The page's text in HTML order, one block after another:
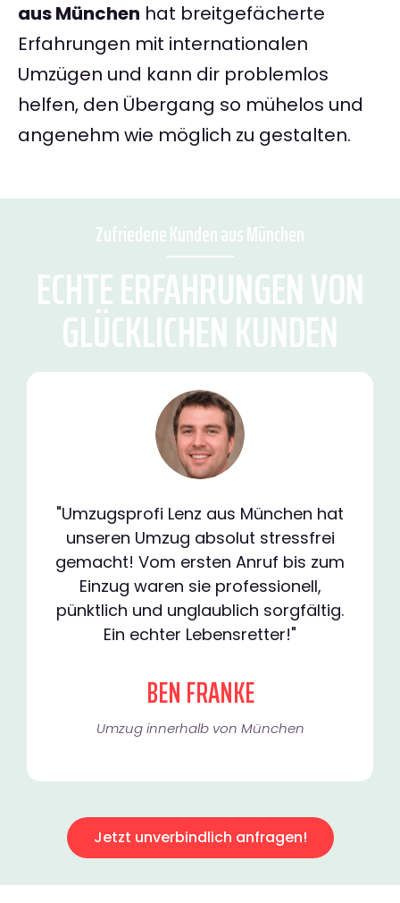
aus München hat breitgefächerte
Erfahrungen mit internationalen
Umzügen und kann dir problemlos
helfen, den Übergang so mühelos und
angenehm wie möglich zu gestalten.
Zufriedene Kunden aus München
ECHTE ERFAHRUNGEN VON
GLÜCKLICHEN KUNDEN
"Umzugsprofi Lenz aus München hat
unseren Umzug absolut stressfrei
gemacht! Vom ersten Anruf bis zum
Einzug waren sie professionell,
pünktlich und unglaublich sorgfältig.
Ein echter Lebensretter!"
BEN FRANKE
Umzug innerhalb von München​
Jetzt unverbindlich anfragen!